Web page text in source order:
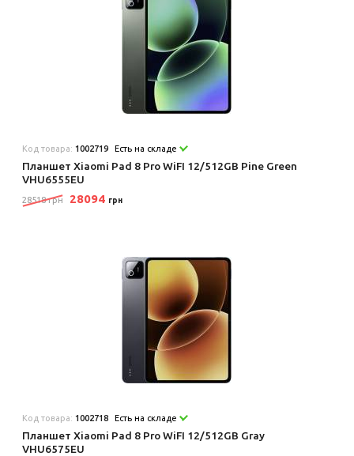
Код товара: 1002719 Есть на складе
Планшет Xiaomi Pad 8 Pro WiFI 12/512GB Pine Green
VHU6555EU
28518 грн 28094 грн
Код товара: 1002718 Есть на складе
Планшет Xiaomi Pad 8 Pro WiFI 12/512GB Gray
VHU6575EU